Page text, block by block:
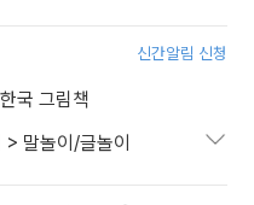
신간알림 신청
한국 그림책
> 말놀이/글놀이